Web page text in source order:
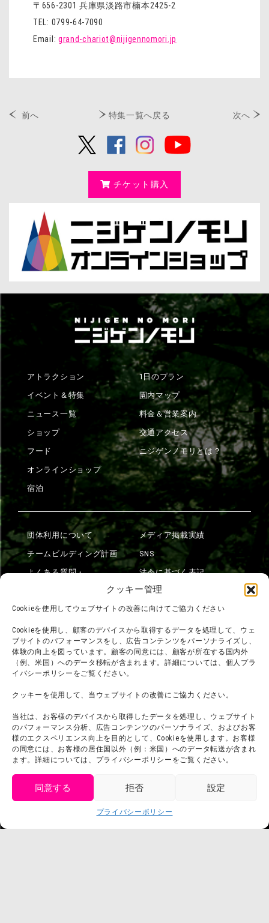
クッキー管理
Cookieを使用してウェブサイトの改善に向けてご協力ください
Cookieを使用し、顧客のデバイスから取得するデータを処理して、ウェ
ブサイトのパフォーマンスをし、広告コンテンツをパーソナライズし、
体験の向上を図っています。顧客の同意には、顧客が所在する国内外
（例、米国）へのデータ移転が含まれます。詳細については、個人プラ
イバシーポリシーをご覧ください。
クッキーを使用して、当ウェブサイトの改善にご協力ください。
当社は、お客様のデバイスから取得したデータを処理し、ウェブサイト
のパフォーマンス分析、広告コンテンツのパーソナライズ、およびお客
様のエクスペリエンス向上を目的として、Cookieを使用します。お客様
の同意には、お客様の居住国以外（例：米国）へのデータ転送が含まれ
ます。詳細については、プライバシーポリシーをご覧ください。
同意する 拒否 設定
プライバシーポリシー
〒656-2301 兵庫県淡路市楠本2425-2
TEL: 0799-64-7090
Email: grand-chariot@nijigennomori.jp
前へ 特集一覧へ戻る 次へ
チケット購入
アトラクション
イベント＆特集
ニュース一覧
ショップ
フード
オンラインショップ
宿泊
1日のプラン
園内マップ
料金＆営業案内
交通アクセス
ニジゲンノモリとは？
団体利用について
チームビルディング計画
よくある質問・
利用規約
プレスリリース
メディア掲載実績
SNS
法令に基づく表記
会社概要
スタッフ募集